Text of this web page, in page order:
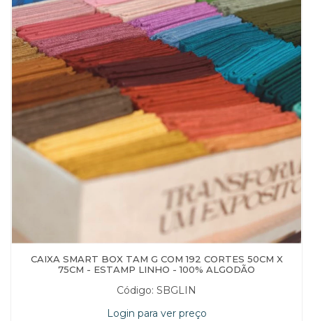
CAIXA SMART BOX TAM G COM 192 CORTES 50CM X
75CM - ESTAMP LINHO - 100% ALGODÃO
Código: SBGLIN
Login para ver preço